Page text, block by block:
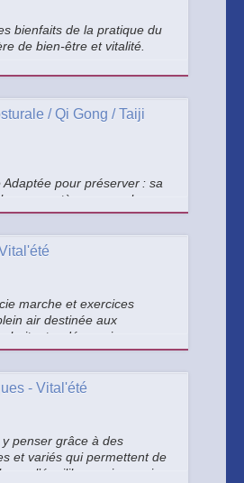
bienfaits de la pratique du
de bien-être et vitalité.
/ Qi Gong / Taiji
Adaptée pour préserver : sa
son système musculo-
cognitives et
marche et exercices
air destinée aux
redécouvrir,
et progresser dans
- Vital'été
penser grâce à des
et variés qui permettent de
l’équilibre mais aussi